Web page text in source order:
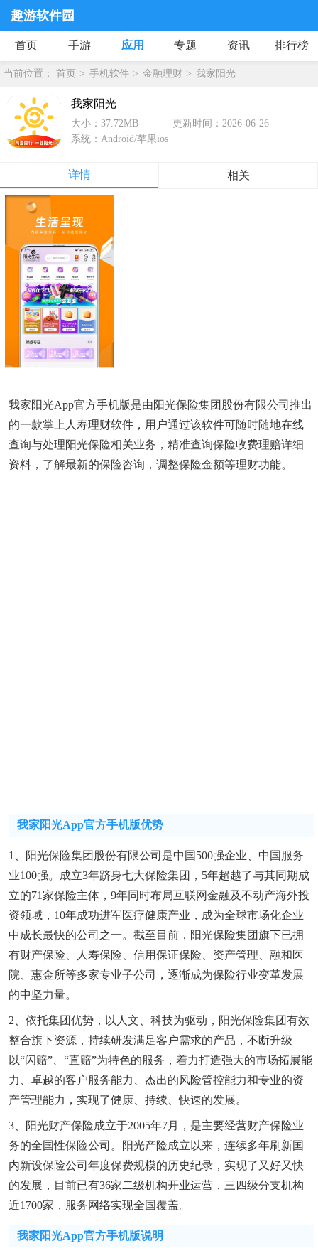
趣游软件园
首页 手游 应用 专题 资讯 排行榜
当前位置： 首页 手机软件 金融理财 我家阳光
我家阳光
大小：37.72MB
更新时间：2026-06-26
系统：Android/苹果ios
详情 相关
我家阳光app官方手机版是由阳光保险集团股份有限公司推出
的一款掌上人寿理财软件，用户通过该软件可随时随地在线
查询与处理阳光保险相关业务，精准查询保险收费理赔详细
资料，了解最新的保险咨询，调整保险金额等理财功能。
我家阳光app官方手机版优势
1、阳光保险集团股份有限公司是中国500强企业、中国服务
业100强。成立3年跻身七大保险集团，5年超越了与其同期成
立的71家保险主体，9年同时布局互联网金融及不动产海外投
资领域，10年成功进军医疗健康产业，成为全球市场化企业
中成长最快的公司之一。截至目前，阳光保险集团旗下已拥
有财产保险、人寿保险、信用保证保险、资产管理、融和医
院、惠金所等多家专业子公司，逐渐成为保险行业变革发展
的中坚力量。
2、依托集团优势，以人文、科技为驱动，阳光保险集团有效
整合旗下资源，持续研发满足客户需求的产品，不断升级
以“闪赔”、“直赔”为特色的服务，着力打造强大的市场拓展能
力、卓越的客户服务能力、杰出的风险管控能力和专业的资
产管理能力，实现了健康、持续、快速的发展。
3、阳光财产保险成立于2005年7月，是主要经营财产保险业
务的全国性保险公司。阳光产险成立以来，连续多年刷新国
内新设保险公司年度保费规模的历史纪录，实现了又好又快
的发展，目前已有36家二级机构开业运营，三四级分支机构
近1700家，服务网络实现全国覆盖。
我家阳光app官方手机版说明